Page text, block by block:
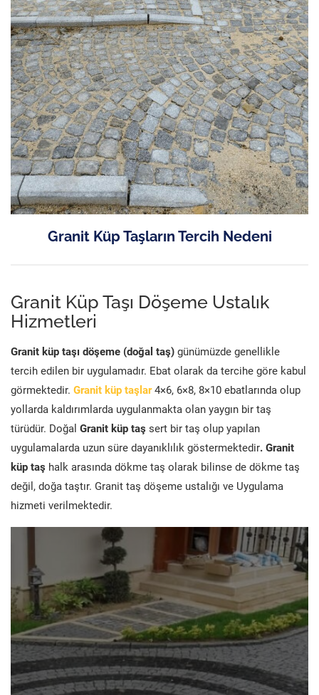
Granit Küp Taşların Tercih Nedeni
Granit Küp Taşı Döşeme Ustalık
Hizmetleri
Granit küp taşı döşeme (doğal taş) günümüzde genellikle
tercih edilen bir uygulamadır. Ebat olarak da tercihe göre kabul
görmektedir. Granit küp taşlar 4×6, 6×8, 8×10 ebatlarında olup
yollarda kaldırımlarda uygulanmakta olan yaygın bir taş
türüdür. Doğal Granit küp taş sert bir taş olup yapılan
uygulamalarda uzun süre dayanıklılık göstermektedir. Granit
küp taş halk arasında dökme taş olarak bilinse de dökme taş
değil, doğa taştır. Granit taş döşeme ustalığı ve Uygulama
hizmeti verilmektedir.